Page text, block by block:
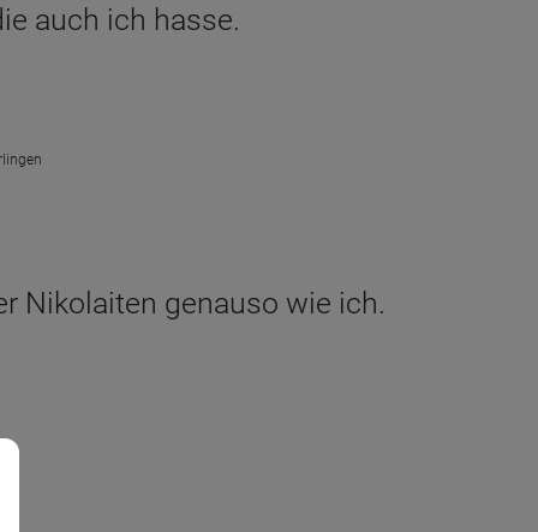
auch ich hasse.
Nikolaiten genauso wie ich.